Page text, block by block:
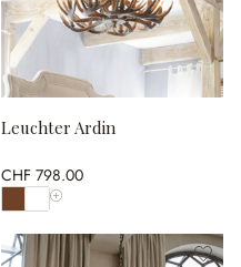
Leuchter Ardin
CHF 798.00
Alle Farben anzeigen